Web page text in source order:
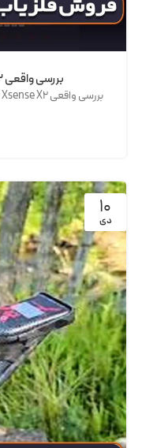
بررسی واقعی Xsense X2 در زمین‌های سخت
10
دی